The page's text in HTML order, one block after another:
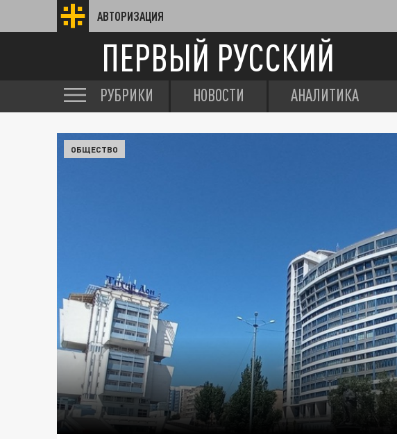
АВТОРИЗАЦИЯ
ПЕРВЫЙ РУССКИЙ
РУБРИКИ НОВОСТИ АНАЛИТИКА
ОБЩЕСТВО